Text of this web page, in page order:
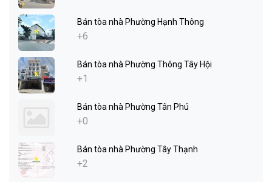
Bán tòa nhà Phường Hạnh Thông
+6
Bán tòa nhà Phường Thông Tây Hội
+1
Bán tòa nhà Phường Tân Phú
+0
Bán tòa nhà Phường Tây Thạnh
+2